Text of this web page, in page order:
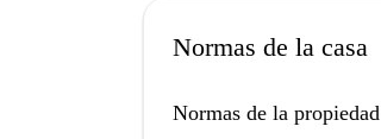
Normas de la casa
Normas de la propiedad